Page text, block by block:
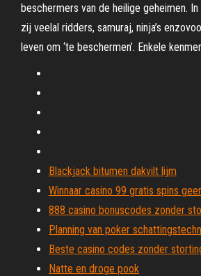
beschermers van de heilige geheimen.
zij veelal ridders, samuraj, ninja’s
leven om ‘te beschermen’. Enkele
Blackjack bitumen dakvilt lijm
Winnaar casino 99 gratis spins
888 casino bonuscodes zonder
Planning van poker
Beste casino codes zonder
Natte en droge pook